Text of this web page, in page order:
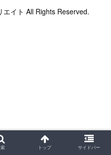
イト All Rights Reserved.
トップ サイドバー